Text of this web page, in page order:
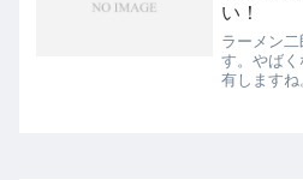
い！
ラーメン
す。やば
有します